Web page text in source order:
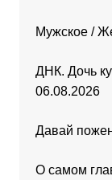
Мужское /
ДНК. Дочь
06.08.2026
Давай
О самом